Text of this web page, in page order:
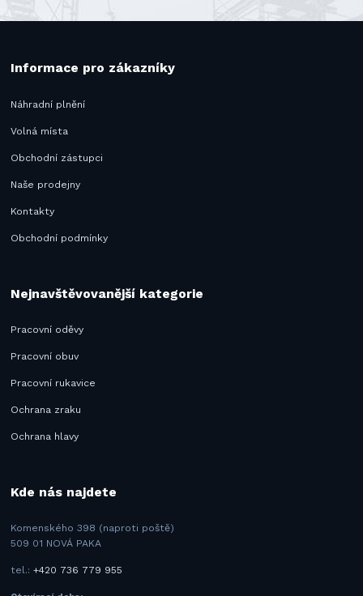
Informace pro zákazníky
Náhradní plnění
Volná místa
Obchodní zástupci
Naše prodejny
Kontakty
Obchodní podmínky
Nejnavštěvovanější kategorie
Pracovní oděvy
Pracovní obuv
Pracovní rukavice
Ochrana zraku
Ochrana hlavy
Kde nás najdete
Komenského 398 (naproti poště)
509 01 NOVÁ PAKA
tel.:+420 736 779 955